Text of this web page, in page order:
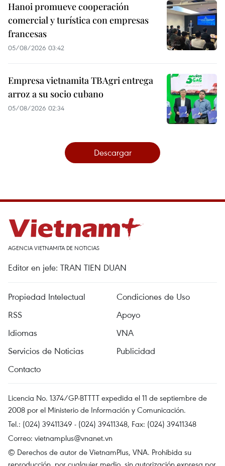
Hanoi promueve cooperación
comercial y turística con empresas
francesas
05/08/2026 03:42
Empresa vietnamita TBAgri entrega
arroz a su socio cubano
05/08/2026 02:34
Descargar
AGENCIA VIETNAMITA DE NOTICIAS
Editor en jefe: TRAN TIEN DUAN
Propiedad Intelectual
Condiciones de Uso
RSS
Apoyo
Idiomas
VNA
Servicios de Noticias
Publicidad
Contacto
Licencia No. 1374/GP-BTTTT expedida el 11 de septiembre de
2008 por el Ministerio de Información y Comunicación.
Tel.: (024) 39411349 - (024) 39411348, Fax: (024) 39411348
Correo: vietnamplus@vnanet.vn
© Derechos de autor de VietnamPlus, VNA. Prohibida su
reproducción, por cualquier medio, sin autorización expresa por